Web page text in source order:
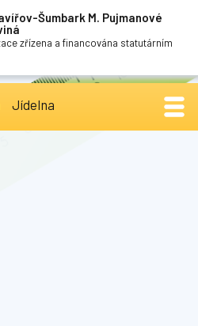
Šumbark M. Pujmanové
zřízena a financována statutárním
Jídelna